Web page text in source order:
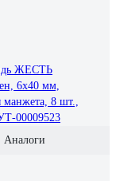
ЖЕСТЬ
6x40 мм,
манжета, 8 шт.,
00009523
Аналоги